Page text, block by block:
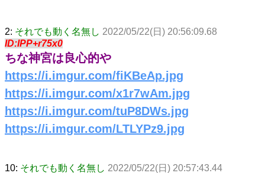
2: それでも動く名無し 2022/05/22(日) 20:56:09.68
ID:IPP+r75x0
ちな神宮は良心的や
https://i.imgur.com/fiKBeAp.jpg
https://i.imgur.com/x1r7wAm.jpg
https://i.imgur.com/tuP8DWs.jpg
https://i.imgur.com/LTLYPz9.jpg
10: それでも動く名無し 2022/05/22(日) 20:57:43.44